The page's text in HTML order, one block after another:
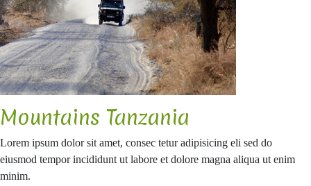
Mountains Tanzania
Lorem ipsum dolor sit amet, consec tetur adipisicing eli sed do
eiusmod tempor incididunt ut labore et dolore magna aliqua ut enim
minim.